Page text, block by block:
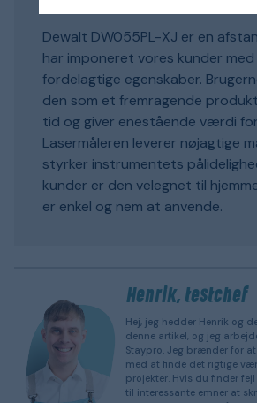
Dewalt DW055PL-XJ er en
har imponeret vores kunder med
fordelagtige egenskaber.
den som et fremragende
tid og giver enestående værdi
Lasermåleren leverer nøjagtige
styrker instrumentets
kunder er den velegnet til
er enkel og nem at anvende.
Henrik, testchef
Hej, jeg hedder Henrik og
denne artikel, og jeg
Staypro. Jeg brænder for
med at finde det rigtige
projekter. Hvis du finder
til interessante emner at